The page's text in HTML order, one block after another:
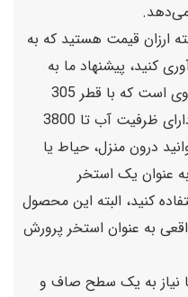
ارزان قیمت هستید که به
کنید، پیشنهاد ما به
شما استخر ایزی ست 305 بست وی است که با قطر 305
سانتی‌متر و ارتفاع 76 سانتی‌متر دارای ظرفیت آب تا 3800
درون منزل، حیاط یا
عنوان یک استخر
کنید، البته این محصول
به عنوان استخر پرورش
نیاز به یک سطح صاف و